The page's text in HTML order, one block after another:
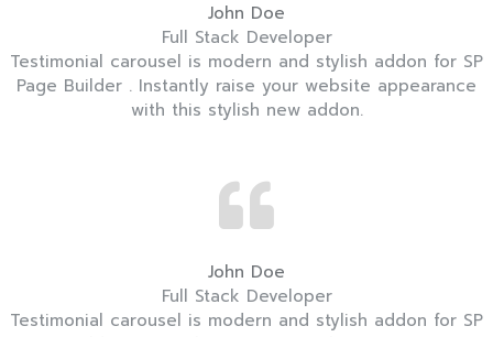
John Doe
Full Stack Developer
Testimonial carousel is modern and stylish addon for SP
Page Builder . Instantly raise your website appearance
with this stylish new addon.
John Doe
Full Stack Developer
Testimonial carousel is modern and stylish addon for SP